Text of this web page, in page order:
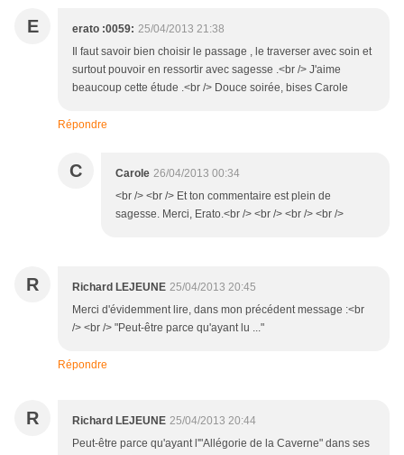
E erato :0059: 25/04/2013 21:38
Il faut savoir bien choisir le passage , le traverser avec soin et
surtout pouvoir en ressortir avec sagesse .<br /> J'aime
beaucoup cette étude .<br /> Douce soirée, bises Carole
Répondre
C Carole 26/04/2013 00:34
<br /> <br /> Et ton commentaire est plein de
sagesse. Merci, Erato.<br /> <br /> <br /> <br />
R Richard LEJEUNE 25/04/2013 20:45
Merci d'évidemment lire, dans mon précédent message :<br
/> <br /> "Peut-être parce qu'ayant lu ..."
Répondre
R Richard LEJEUNE 25/04/2013 20:44
Peut-être parce qu'ayant l'"Allégorie de la Caverne" dans ses